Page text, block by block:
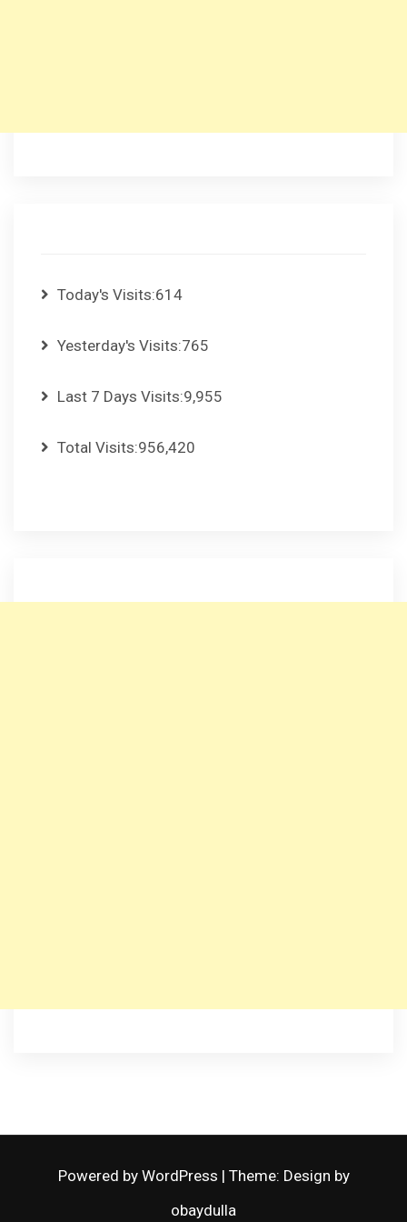
Today's Visits:614
Yesterday's Visits:765
Last 7 Days Visits:9,955
Total Visits:956,420
Powered by WordPress | Theme: Design by
obaydulla